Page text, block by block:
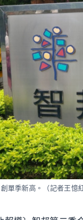
單季新高。（記者王憶